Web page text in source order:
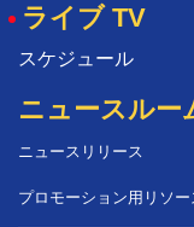
ライブ TV
スケジュール
ニュースルー
ニュースリリース
プロモーション用リソー